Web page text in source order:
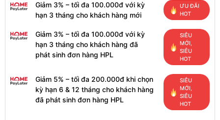
Giảm 3% – tối đa 100.000đ với kỳ
hạn 3 tháng cho khách hàng mới
ƯU ĐÃI
HOT
Giảm 3% – tối đa 100.000đ với kỳ
hạn 3 tháng cho khách hàng đã
phát sinh đơn hàng HPL
SIÊU
MỚI,
SIÊU
HOT
Giảm 5% – tối đa 200.000đ khi chọn
kỳ hạn 6 & 12 tháng cho khách hàng
đã phát sinh đơn hàng HPL
SIÊU
MỚI,
SIÊU
HOT